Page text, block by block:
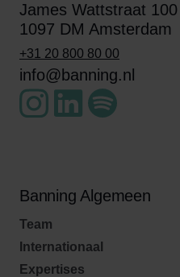
James Wattstraat 100
1097 DM Amsterdam
+31 20 800 80 00
info@banning.nl
Banning Algemeen
Team
Internationaal
Expertises